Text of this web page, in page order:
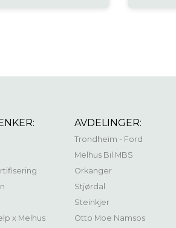
x Melhus
AVDELINGER:
Trondheim - Ford
Melhus Bil MBS
Orkanger
Stjørdal
Steinkjer
Otto Moe Namsos